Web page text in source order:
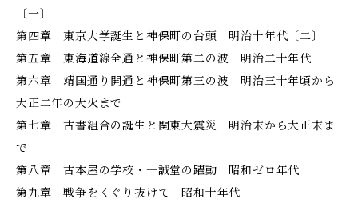
〔一〕
第四章 東京大学誕生と神保町の台頭 明治十年代〔二〕
第五章 東海道線全通と神保町第二の波 明治二十年代
第六章 靖国通り開通と神保町第三の波 明治三十年頃から
大正二年の大火まで
第七章 古書組合の誕生と関東大震災 明治末から大正末ま
で
第八章 古本屋の学校・一誠堂の躍動 昭和ゼロ年代
第九章 戦争をくぐり抜けて 昭和十年代